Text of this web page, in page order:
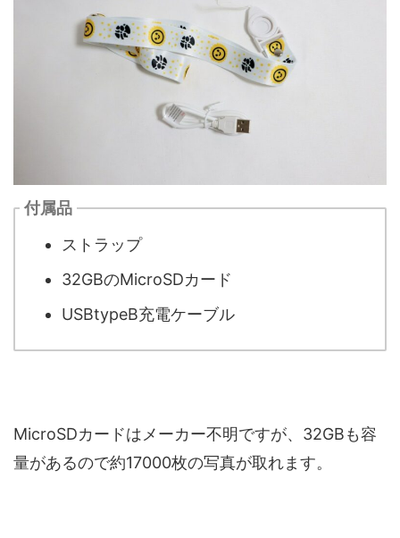
付属品
ストラップ
32GBのMicroSDカード
USBtypeB充電ケーブル
MicroSDカードはメーカー不明ですが、32GBも容
量があるので約17000枚の写真が取れます。